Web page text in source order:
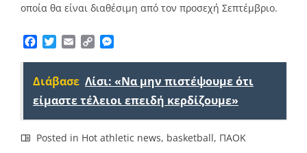
οποία θα είναι διαθέσιμη από τον προσεχή Σεπτέμβριο.
Facebook
TwitterEmailCopy
Διάβασε Λίσι: «Να μην πιστέψουμε ότι
είμαστε τέλειοι επειδή κερδίζουμε»
Posted in Hot athletic news, basketball, ΠΑΟΚ